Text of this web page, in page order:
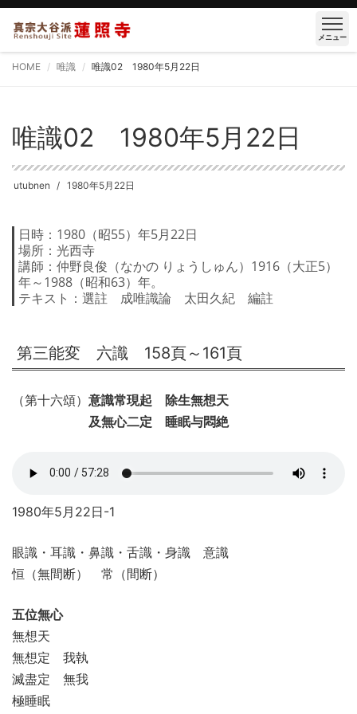
メニュー
HOME 唯識 唯識02 1980年5月22日
唯識02 1980年5月22日
utubnen 1980年5月22日
日時：1980（昭55）年5月22日
場所：光西寺
講師：仲野良俊（なかの りょうしゅん）1916（大正5）
年～1988（昭和63）年。
テキスト：選註 成唯識論 太田久紀 編註
第三能変 六識 158頁～161頁
（第十六頌） 意識常現起 除生無想天
及無心二定 睡眠与悶絶
1980年5月22日-1
眼識・耳識・鼻識・舌識・身識 意識
恒（無間断） 常（間断）
五位無心
無想天
無想定 我執
滅盡定 無我
極睡眠